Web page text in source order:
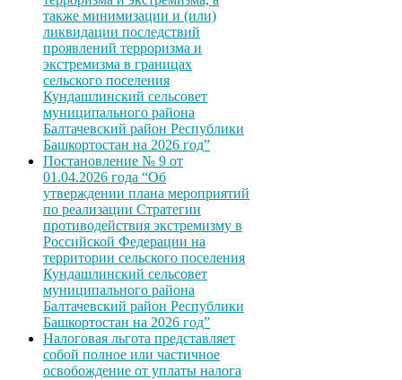
также минимизации и (или)
ликвидации последствий
проявлений терроризма и
экстремизма в границах
сельского поселения
Кундашлинский сельсовет
муниципального района
Балтачевский район Республики
Башкортостан на 2026 год”
Постановление № 9 от
01.04.2026 года “Об
утверждении плана мероприятий
по реализации Стратегии
противодействия экстремизму в
Российской Федерации на
территории сельского поселения
Кундашлинский сельсовет
муниципального района
Балтачевский район Республики
Башкортостан на 2026 год”
Налоговая льгота представляет
собой полное или частичное
освобождение от уплаты налога